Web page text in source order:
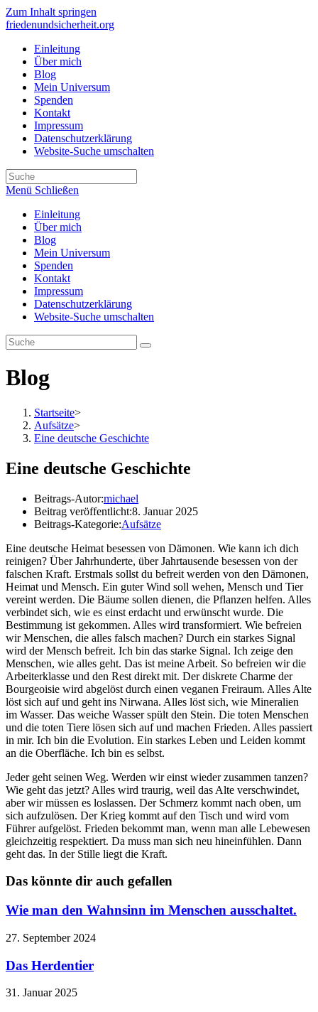
Zum Inhalt springen
friedenundsicherheit.org
Einleitung
Über mich
Blog
Mein Universum
Spenden
Kontakt
Impressum
Datenschutzerklärung
Website-Suche umschalten
Menü Schließen
Einleitung
Über mich
Blog
Mein Universum
Spenden
Kontakt
Impressum
Datenschutzerklärung
Website-Suche umschalten
Blog
Startseite>
Aufsätze>
Eine deutsche Geschichte
Eine deutsche Geschichte
Beitrags-Autor:michael
Beitrag veröffentlicht:8. Januar 2025
Beitrags-Kategorie:Aufsätze
Eine deutsche Heimat besessen von Dämonen. Wie kann ich dich
reinigen? Über Jahrhunderte, über Jahrtausende besessen von der
falschen Kraft. Erstmals sollst du befreit werden von den Dämonen,
Heimat und Mensch. Ein guter Wind soll wehen, Mensch und Tier
vereint werden. Die Bäume sollen dienen, die Pflanzen helfen. Alles
verbindet sich, wie es einst erdacht und erwünscht wurde. Die
Bestimmung ist gekommen. Alles wird transformiert. Wie befreien
wir Menschen, die alles falsch machen? Durch ein starkes Signal
wird der Mensch befreit. Ich bin das starke Signal. Ich zeige den
Menschen, wie alles geht. Das ist meine Arbeit. So befreien wir die
Arbeiterklasse und den Rest direkt mit. Der diskrete Charme der
Bourgeoisie wird abgelöst durch einen veganen Freiraum. Alles Alte
löst sich auf und geht ins Nirwana. Alles löst sich, wie Mineralien
im Wasser. Das weiche Wasser spült den Stein. Die toten Menschen
und die toten Tiere lösen sich auf und machen Frieden. Alles passiert
in mir. Ich bin die Evolution. Ein starkes Leben und Leiden kommt
an die Oberfläche. Ich bin es selbst.
Jeder geht seinen Weg. Werden wir einst wieder zusammen tanzen?
Wie geht das jetzt? Alles wird traurig, weil das Alte verschwindet,
aber wir müssen es loslassen. Der Schmerz kommt nach oben, um
sich aufzulösen. Der Krieg kommt auf den Tisch und wird vom
Führer aufgelöst. Frieden bekommt man, wenn man alle Lebewesen
gleichzeitig respektiert. Da muss man sich neu hineinfühlen. Dann
geht das. In der Stille liegt die Kraft.
Das könnte dir auch gefallen
Wie man den Wahnsinn im Menschen ausschaltet.
27. September 2024
Das Herdentier
31. Januar 2025